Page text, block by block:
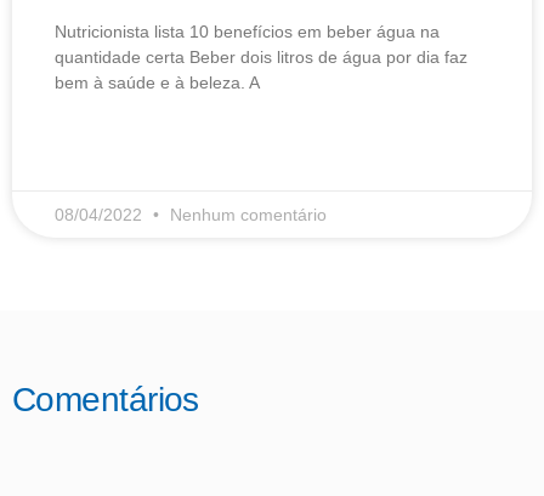
Nutricionista lista 10 benefícios em beber água na
quantidade certa Beber dois litros de água por dia faz
bem à saúde e à beleza. A
08/04/2022 Nenhum comentário
Comentários